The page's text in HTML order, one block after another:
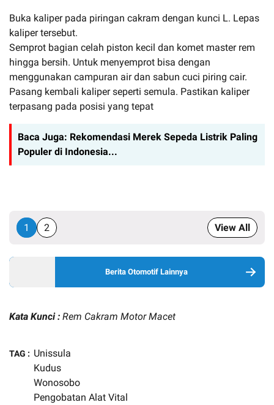
Buka kaliper pada piringan cakram dengan kunci L. Lepas
kaliper tersebut.
Semprot bagian celah piston kecil dan komet master rem
hingga bersih. Untuk menyemprot bisa dengan
menggunakan campuran air dan sabun cuci piring cair.
Pasang kembali kaliper seperti semula. Pastikan kaliper
terpasang pada posisi yang tepat
Baca Juga: Rekomendasi Merek Sepeda Listrik Paling
Populer di Indonesia...
1 2 View All
Berita Otomotif Lainnya
Kata Kunci : Rem Cakram Motor Macet
TAG : Unissula
Kudus
Wonosobo
Pengobatan Alat Vital